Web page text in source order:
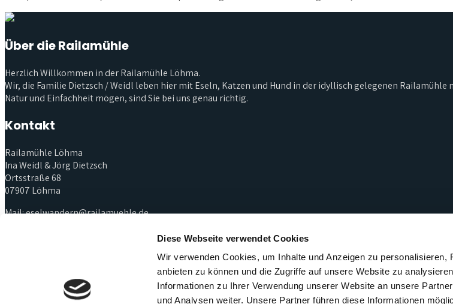
Diese Webseite verwendet Cookies
Wir verwenden Cookies, um Inhalte und Anzeigen zu personalisieren,
anbieten zu können und die Zugriffe auf unsere Website zu
Informationen zu Ihrer Verwendung unserer Website an unsere
und Analysen weiter. Unsere Partner führen diese Informationen
Über die Railamühle
Herzlich Willkommen in der Railamühle Löhma.
Wir, die Familie Dietzsch / Weidl leben hier mit Eseln, Katzen und Hund in der idyllisch gelegenen
Natur und Einfachheit mögen, sind Sie bei uns genau richtig.
Kontakt
Railamühle Löhma
Ina Weidl & Jörg Dietzsch
Ortsstraße 68
07907 Löhma
Mail:eselwandern@railamuehle.de
Weitere Links